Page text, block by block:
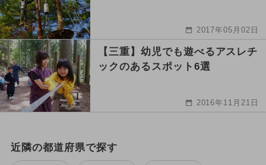
2017年05月02日
【三重】幼児でも遊べるアスレチ
ックのあるスポット6選
2016年11月21日
近隣の都道府県で探す